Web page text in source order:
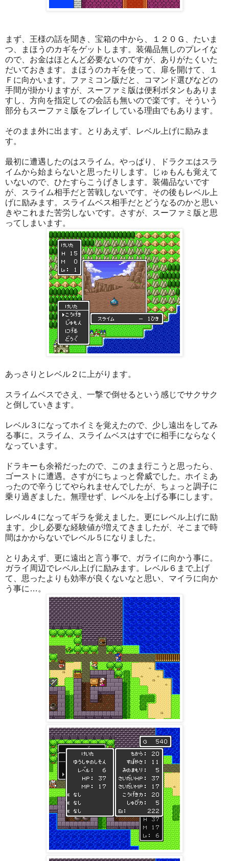
まず、王様の話を聞き、宝箱の中から、１２０Ｇ、たいま
つ、まほうのカギをゲットします。装備品無しのプレイな
ので、お金はほとんど必要ないのですが、ありがたくいた
だいておきます。まほうのカギを使って、扉を開けて、１
Ｆに向かいます。ファミコン版だと、コマンド選びなどの
手間が掛かりますが、スーファミ版は便利ボタンもありま
すし、方向を指定しての会話も無いので楽です。そういう
部分もスーファミ版をプレイしている理由でもあります。
そのまま外に出ます。とりあえず、レベル上げに励みま
す。
最初に遭遇したのはスライム。やっぱり、ドラクエはスラ
イムから始まらないと思ったりします。じゅもんも覚えて
いないので、ひたすらこうげきします。装備品ないです
が、スライム相手だと苦戦しないです。その後もレベル上
げに励みます。スライムベス相手だとどうなるのかと思い
きやこれまた苦労しないです。さすが、スーファミ版と思
ってしまいます。
あっさりとレベル２に上がります。
スライムベスでさえ、一撃で倒せるという感じでサクサク
と倒していきます。
レベル３になってホイミを覚えたので、少し遠出をしてみ
る事に。スライム、スライムベスはすでに相手にならなく
なっています。
ドラキーも余裕だったので、このまま行こうと思ったら、
ゴーストに遭遇。さすがにちょっと脅威でした。ホイミあ
ったので辛うじてやられませんでしたが、ちょっと調子に
乗り過ぎました。無理せず、レベルを上げる事にします。
レベル４になってギラを覚えました。更にレベル上げに励
ます。少し必要な経験値が増えてきましたが、そこまで時
間はかからないでレベル５になりました。
とりあえず、更に遠出と言う事で、ガライに向かう事に。
ガライ周辺でレベル上げに励みます。レベル６まで上げ
て、思ったよりも効率が良くないなと思い、マイラに向か
う事に…。